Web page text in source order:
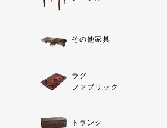
その他家具
ラグ
ファブリック
トランク